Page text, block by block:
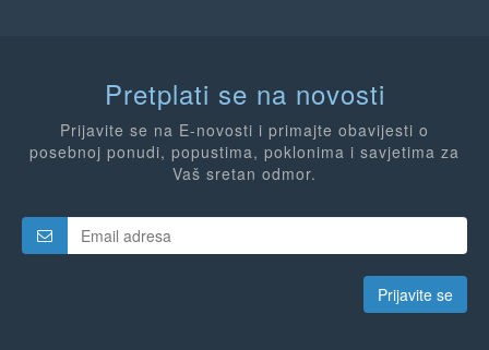
Pretplati se na novosti
Prijavite se na E-novosti i primajte obavijesti o
posebnoj ponudi, popustima, poklonima i savjetima za
Vaš sretan odmor.
Prijavite se